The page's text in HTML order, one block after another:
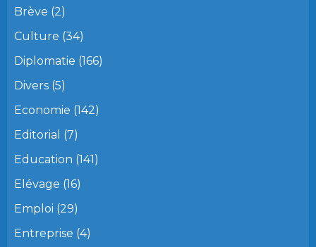
Brève (2)
Culture (34)
Diplomatie (166)
Divers (5)
Economie (142)
Editorial (7)
Education (141)
Elévage (16)
Emploi (29)
Entreprise (4)